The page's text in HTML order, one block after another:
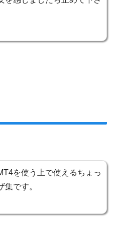
を使う上で使えるちょっ
集です。